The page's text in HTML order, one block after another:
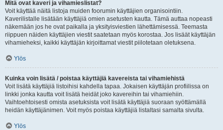
Mitä ovat kaveri ja vihamieslistat?
Voit käyttää näitä listoja muiden foorumin käyttäjien organisointiin.
Kaverilistalle lisätään käyttäjiä omien asetusten kautta. Tämä auttaa nopeasti
näkemään jos he ovat paikalla ja yksityisviestien lähettämisessä. Teemasta
riippuen näiden käyttäjien viestit saatetaan myös korostaa. Jos lisäät käyttäjän
vihamieheksi, kaikki käyttäjän kirjoittamat viestit piilotetaan oletuksena.
Ylös
Kuinka voin lisätä / poistaa käyttäjiä kavereista tai vihamiehistä
Voit lisätä käyttäjiä listoihisi kahdella tapaa. Jokaisen käyttäjän profiilissa on
linkki jonka kautta voit lisätä heidät joko kavereihin tai vihamiehiin.
Vaihtoehtoisesti omista asetuksista voit lisätä käyttäjiä suoraan syöttämällä
heidän käyttäjänimen. Voit myös poistaa käyttäjiä listaltasi samalta sivulta.
Ylös